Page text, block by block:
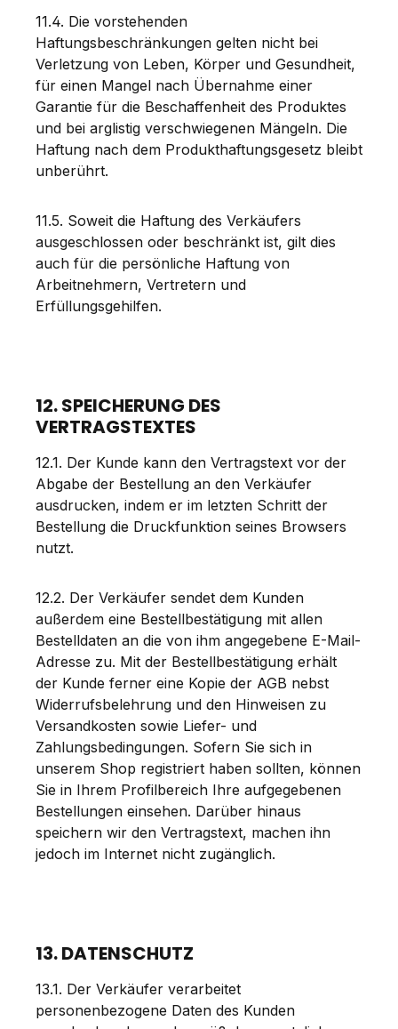
11.4. Die vorstehenden
Haftungsbeschränkungen gelten nicht bei
Verletzung von Leben, Körper und Gesundheit,
für einen Mangel nach Übernahme einer
Garantie für die Beschaffenheit des Produktes
und bei arglistig verschwiegenen Mängeln. Die
Haftung nach dem Produkthaftungsgesetz bleibt
unberührt.
11.5. Soweit die Haftung des Verkäufers
ausgeschlossen oder beschränkt ist, gilt dies
auch für die persönliche Haftung von
Arbeitnehmern, Vertretern und
Erfüllungsgehilfen.
12. SPEICHERUNG DES
VERTRAGSTEXTES
12.1. Der Kunde kann den Vertragstext vor der
Abgabe der Bestellung an den Verkäufer
ausdrucken, indem er im letzten Schritt der
Bestellung die Druckfunktion seines Browsers
nutzt.
12.2. Der Verkäufer sendet dem Kunden
außerdem eine Bestellbestätigung mit allen
Bestelldaten an die von ihm angegebene E-Mail-
Adresse zu. Mit der Bestellbestätigung erhält
der Kunde ferner eine Kopie der AGB nebst
Widerrufsbelehrung und den Hinweisen zu
Versandkosten sowie Liefer- und
Zahlungsbedingungen. Sofern Sie sich in
unserem Shop registriert haben sollten, können
Sie in Ihrem Profilbereich Ihre aufgegebenen
Bestellungen einsehen. Darüber hinaus
speichern wir den Vertragstext, machen ihn
jedoch im Internet nicht zugänglich.
13. DATENSCHUTZ
13.1. Der Verkäufer verarbeitet
personenbezogene Daten des Kunden